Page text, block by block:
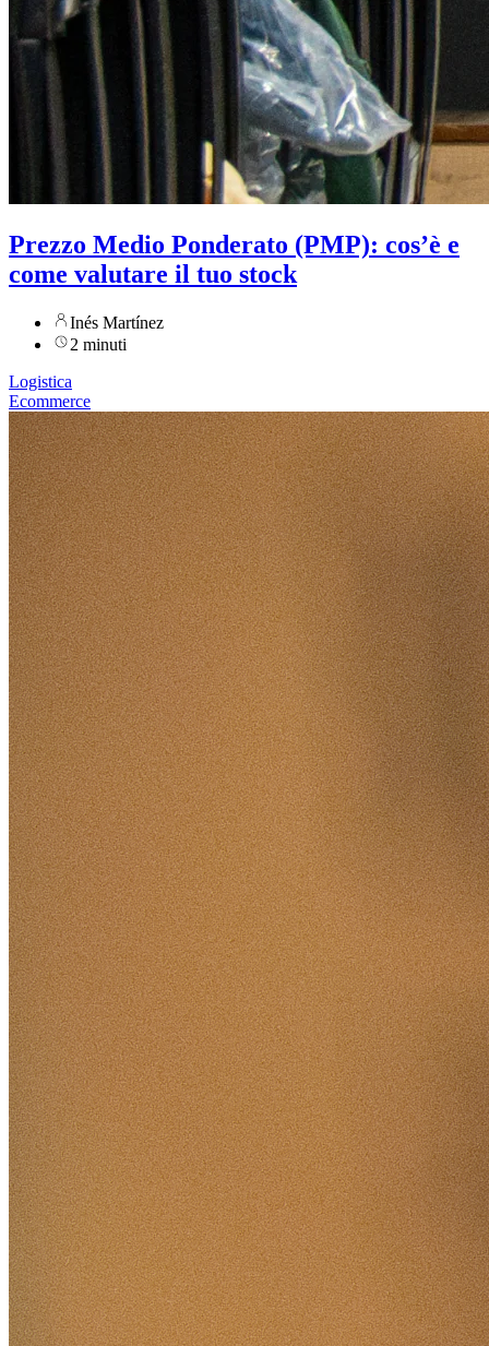
Prezzo Medio Ponderato (PMP): cos’è e
come valutare il tuo stock
Inés Martínez
2 minuti
Logistica
Ecommerce